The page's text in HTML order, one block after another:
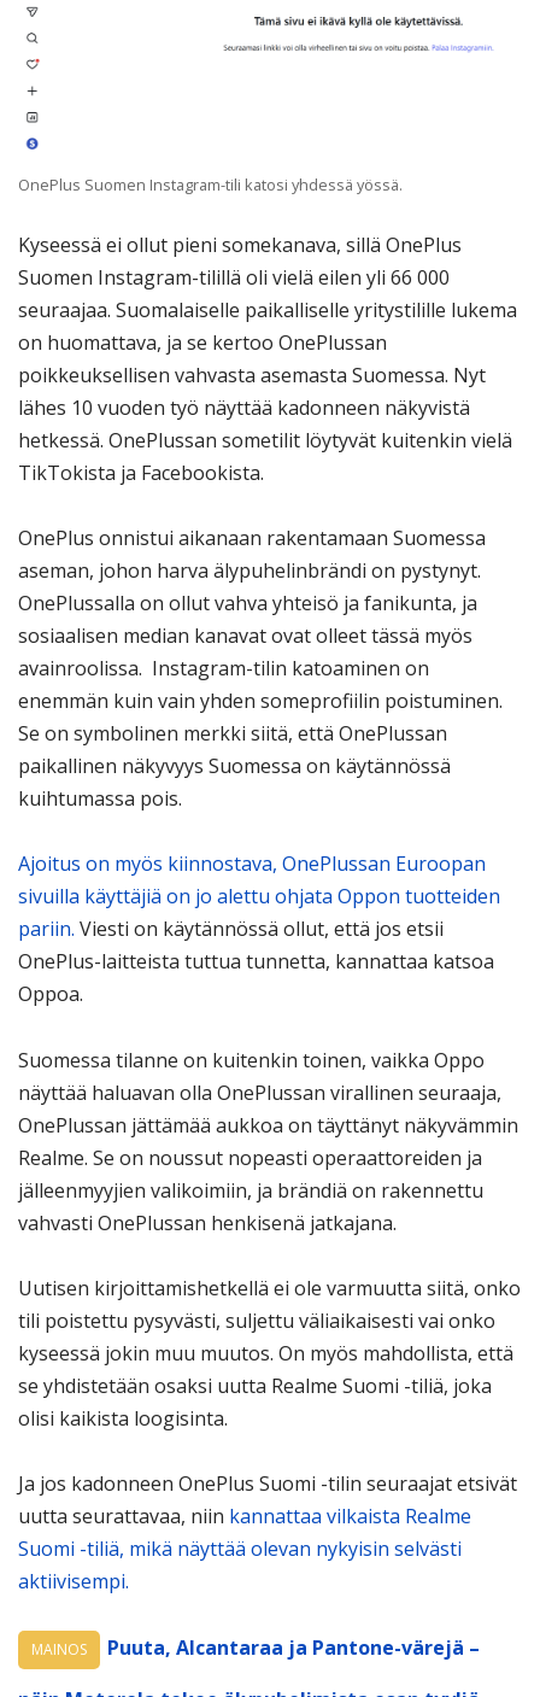
OnePlus Suomen Instagram-tili katosi yhdessä yössä.
Kyseessä ei ollut pieni somekanava, sillä OnePlus
Suomen Instagram-tilillä oli vielä eilen yli 66 000
seuraajaa. Suomalaiselle paikalliselle yritystilille lukema
on huomattava, ja se kertoo OnePlussan
poikkeuksellisen vahvasta asemasta Suomessa. Nyt
lähes 10 vuoden työ näyttää kadonneen näkyvistä
hetkessä. OnePlussan sometilit löytyvät kuitenkin vielä
TikTokista ja Facebookista.
OnePlus onnistui aikanaan rakentamaan Suomessa
aseman, johon harva älypuhelinbrändi on pystynyt.
OnePlussalla on ollut vahva yhteisö ja fanikunta, ja
sosiaalisen median kanavat ovat olleet tässä myös
avainroolissa. Instagram-tilin katoaminen on
enemmän kuin vain yhden someprofiilin poistuminen.
Se on symbolinen merkki siitä, että OnePlussan
paikallinen näkyvyys Suomessa on käytännössä
kuihtumassa pois.
Ajoitus on myös kiinnostava, OnePlussan Euroopan
sivuilla käyttäjiä on jo alettu ohjata Oppon tuotteiden
pariin. Viesti on käytännössä ollut, että jos etsii
OnePlus-laitteista tuttua tunnetta, kannattaa katsoa
Oppoa.
Suomessa tilanne on kuitenkin toinen, vaikka Oppo
näyttää haluavan olla OnePlussan virallinen seuraaja,
OnePlussan jättämää aukkoa on täyttänyt näkyvämmin
Realme. Se on noussut nopeasti operaattoreiden ja
jälleenmyyjien valikoimiin, ja brändiä on rakennettu
vahvasti OnePlussan henkisenä jatkajana.
Uutisen kirjoittamishetkellä ei ole varmuutta siitä, onko
tili poistettu pysyvästi, suljettu väliaikaisesti vai onko
kyseessä jokin muu muutos. On myös mahdollista, että
se yhdistetään osaksi uutta Realme Suomi -tiliä, joka
olisi kaikista loogisinta.
Ja jos kadonneen OnePlus Suomi -tilin seuraajat etsivät
uutta seurattavaa, niin kannattaa vilkaista Realme
Suomi -tiliä, mikä näyttää olevan nykyisin selvästi
aktiivisempi.
MAINOS
Puuta, Alcantaraa ja Pantone-värejä –